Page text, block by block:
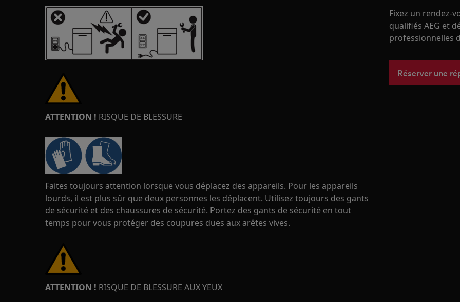
ATTENTION ! RISQUE DE BLESSURE
Faites toujours attention lorsque vous déplacez des appareils. Pour les appareils
lourds, il est plus sûr que deux personnes les déplacent. Utilisez toujours des gants
de sécurité et des chaussures de sécurité. Portez des gants de sécurité en tout
temps pour vous protéger des coupures dues aux arêtes vives.
ATTENTION ! RISQUE DE BLESSURE AUX YEUX
Fixez un rendez-
qualifiés AEG et
professionnelles
Réserver une